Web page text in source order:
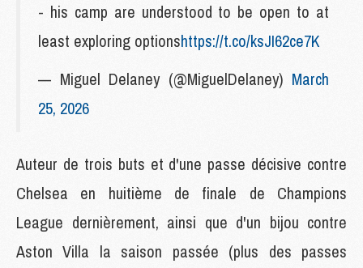
- his camp are understood to be open to at
least exploring optionshttps://t.co/ksJI62ce7K
— Miguel Delaney (@MiguelDelaney) March
25, 2026
Auteur de trois buts et d'une passe décisive contre
Chelsea en huitième de finale de Champions
League dernièrement, ainsi que d'un bijou contre
Aston Villa la saison passée (plus des passes